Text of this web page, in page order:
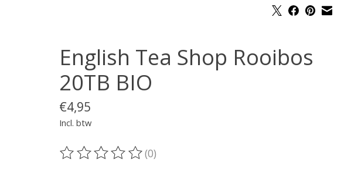
English Tea Shop Rooibos
20TB BIO
€4,95
Incl. btw
De beoordeling van dit product is
(0)